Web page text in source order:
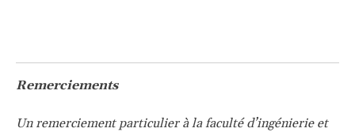
Remerciements
Un remerciement particulier à la faculté d’ingénierie et